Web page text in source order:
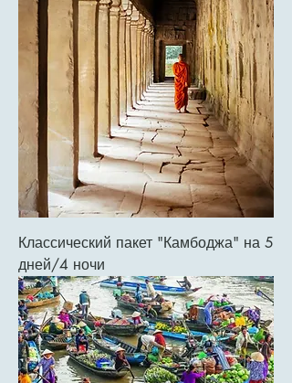
Классический пакет "Камбоджа" на 5
дней/4 ночи